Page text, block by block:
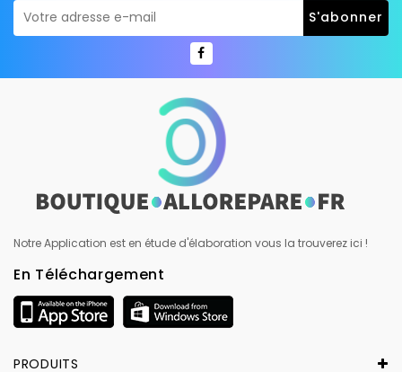
Notre Application est en étude d'élaboration vous la trouverez ici !
En Téléchargement
PRODUITS